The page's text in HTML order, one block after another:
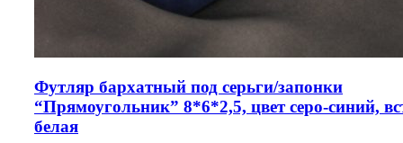
Футляр бархатный под серьги/запонки
“Прямоугольник” 8*6*2,5, цвет серо-синий,
белая